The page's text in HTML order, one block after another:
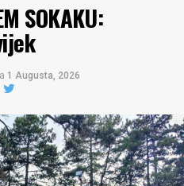
SOKAKU:
1 Augusta, 2026